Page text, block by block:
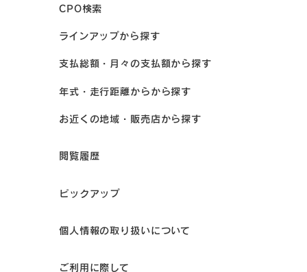
CPO検索
ラインアップから探す
支払総額・月々の支払額から探す
年式・走行距離からから探す
お近くの地域・販売店から探す
閲覧履歴
ピックアップ
個人情報の取り扱いについて
ご利用に際して